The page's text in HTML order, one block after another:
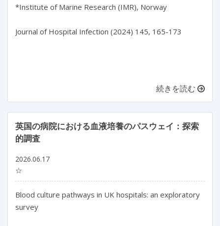
*Institute of Marine Research (IMR), Norway
Journal of Hospital Infection (2024) 145, 165-173
続きを読む
英国の病院における血液培養のパスウェイ：探索
的調査
2026.06.17
☆
Blood culture pathways in UK hospitals: an exploratory
survey